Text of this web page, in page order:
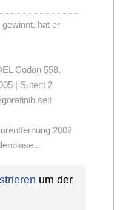
hat er
Codon 558,
| Sutent 2
seit
2002
um der